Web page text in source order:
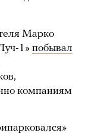
Марко
1» побывал
компаниям